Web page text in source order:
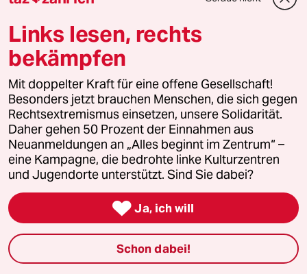
5
Mann in einem Auto“
6 Bundeszentrale für politische Bildung
Zurück zu den antikommunistischen
Wurzeln
taz
Folgen Sie uns
Ressorts
Links lesen, rechts
bekämpfen
Mit doppelter Kraft für eine offene Gesellschaft!
Besonders jetzt brauchen Menschen, die sich gegen
Rechtsextremismus einsetzen, unsere Solidarität.
Daher gehen 50 Prozent der Einnahmen aus
Neuanmeldungen an „Alles beginnt im Zentrum“ –
eine Kampagne, die bedrohte linke Kulturzentren
und Jugendorte unterstützt. Sind Sie dabei?
 Ja, ich will
Schon dabei!